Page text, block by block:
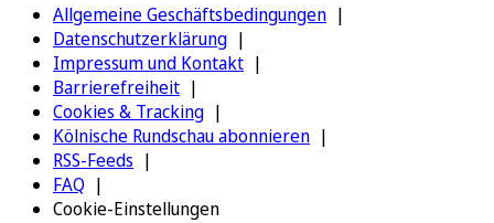
Allgemeine Geschäftsbedingungen
Datenschutzerklärung
Impressum und Kontakt
Barrierefreiheit
Cookies & Tracking
Kölnische Rundschau abonnieren
RSS-Feeds
FAQ
Cookie-Einstellungen